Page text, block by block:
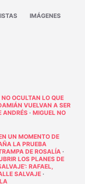
IMÁGENES
OCULTAN LO QUE
VUELVAN A SER
ANDRÉS· MIGUEL NO
UN MOMENTO DE
LA PRUEBA
DE ROSALÍA·
LOS PLANES DE
RAFAEL,
SALVAJE·